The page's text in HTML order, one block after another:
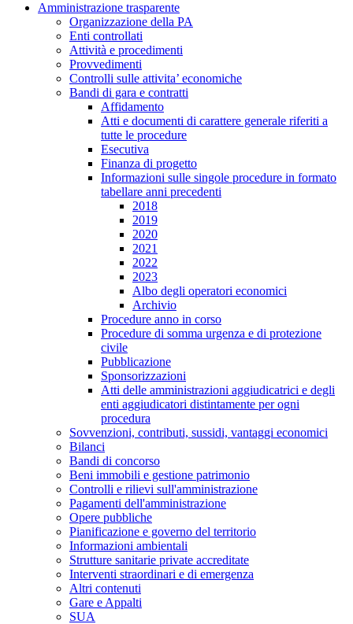
Amministrazione trasparente
Organizzazione della PA
Enti controllati
Attività e procedimenti
Provvedimenti
Controlli sulle attivita’ economiche
Bandi di gara e contratti
Affidamento
Atti e documenti di carattere generale riferiti a
tutte le procedure
Esecutiva
Finanza di progetto
Informazioni sulle singole procedure in formato
tabellare anni precedenti
2018
2019
2020
2021
2022
2023
Albo degli operatori economici
Archivio
Procedure anno in corso
Procedure di somma urgenza e di protezione
civile
Pubblicazione
Sponsorizzazioni
Atti delle amministrazioni aggiudicatrici e degli
enti aggiudicatori distintamente per ogni
procedura
Sovvenzioni, contributi, sussidi, vantaggi economici
Bilanci
Bandi di concorso
Beni immobili e gestione patrimonio
Controlli e rilievi sull'amministrazione
Pagamenti dell'amministrazione
Opere pubbliche
Pianificazione e governo del territorio
Informazioni ambientali
Strutture sanitarie private accreditate
Interventi straordinari e di emergenza
Altri contenuti
Gare e Appalti
SUA